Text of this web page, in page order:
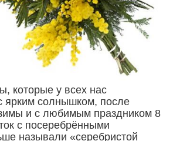
которые у всех нас
ярким солнышком, после
и с любимым праздником 8
с посеребрёнными
называли «серебристой